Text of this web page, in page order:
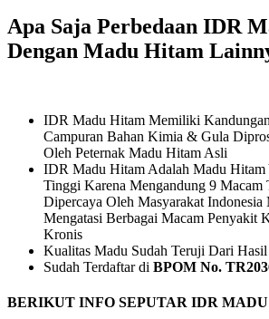
Apa Saja Perbedaan IDR
Dengan Madu Hitam
IDR Madu Hitam Memiliki
Campuran Bahan Kimia & Gula
Oleh Peternak Madu Hitam Asli
IDR Madu Hitam Adalah Madu Hitam
Tinggi Karena Mengandung 9 Macam
Dipercaya Oleh Masyarakat
Mengatasi Berbagai Macam Penyakit
Kronis
Kualitas Madu Sudah Teruji Dari
Sudah Terdaftar di BPOM No.
BERIKUT INFO SEPUTAR IDR